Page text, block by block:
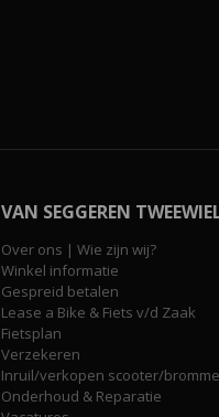
VAN SEGGEREN
Over ons | Wie zijn wij?
Winkel informatie
Gespreid betalen
Lease a Bike & Fiets v/d Zaak
Fietsplan
Verzekeren
Inruil/verkopen scooter/
Onderhoud & Reparatie